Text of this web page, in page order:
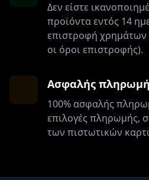
Δεν είστε
προϊόντα εντός 14
επιστροφή χρημάτων
οι όροι επιστροφής).
Ασφαλής πληρωμή
100% ασφαλής
επιλογές πληρωμής,
των πιστωτικών